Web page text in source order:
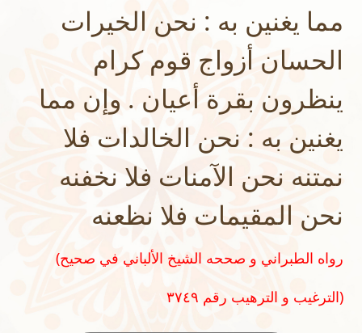
مما يغنين به : نحن الخيرات
الحسان أزواج قوم كرام
ينظرون بقرة أعيان . وإن مما
يغنين به : نحن الخالدات فلا
نمتنه نحن الآمنات فلا نخفنه
نحن المقيمات فلا نظعنه
(رواه الطبراني و صححه الشيخ الألباني في صحيح
الترغيب و الترهيب رقم ٣٧٤٩)